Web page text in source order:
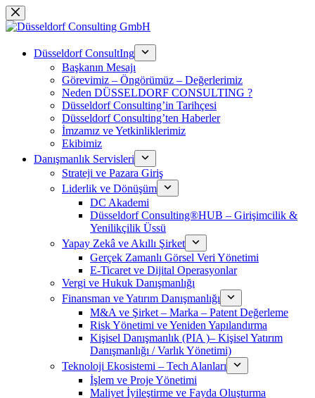
Skip
to
Düsseldorf ConsultIng
Başkanın Mesajı
Görevimiz – Öngörümüz – Değerlerimiz
Neden DÜSSELDORF CONSULTING ?
Düsseldorf Consulting’in Tarihçesi
Düsseldorf Consulting’ten Haberler
İmzamız ve Yetkinliklerimiz
Ekibimiz
Danışmanlık Servisleri
Strateji ve Pazara Giriş
Liderlik ve Dönüşüm
DC Akademi
Düsseldorf Consulting®HUB – Girişimcilik &
Yenilikçilik Üssü
Yapay Zekâ ve Akıllı Şirket
Gerçek Zamanlı Görsel Veri Yönetimi
E-Ticaret ve Dijital Operasyonlar
Vergi ve Hukuk Danışmanlığı
Finansman ve Yatırım Danışmanlığı
M&A ve Şirket – Marka – Patent Değerleme
Risk Yönetimi ve Yeniden Yapılandırma
Kişisel Danışmanlık (PIA )– Kişisel Yatırım
Danışmanlığı / Varlık Yönetimi)
Teknoloji Ekosistemi – Tech Alanları
İşlem ve Proje Yönetimi
Maliyet İyileştirme ve Fayda Oluşturma